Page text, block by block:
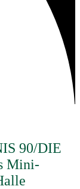
90/DIE
Mini-